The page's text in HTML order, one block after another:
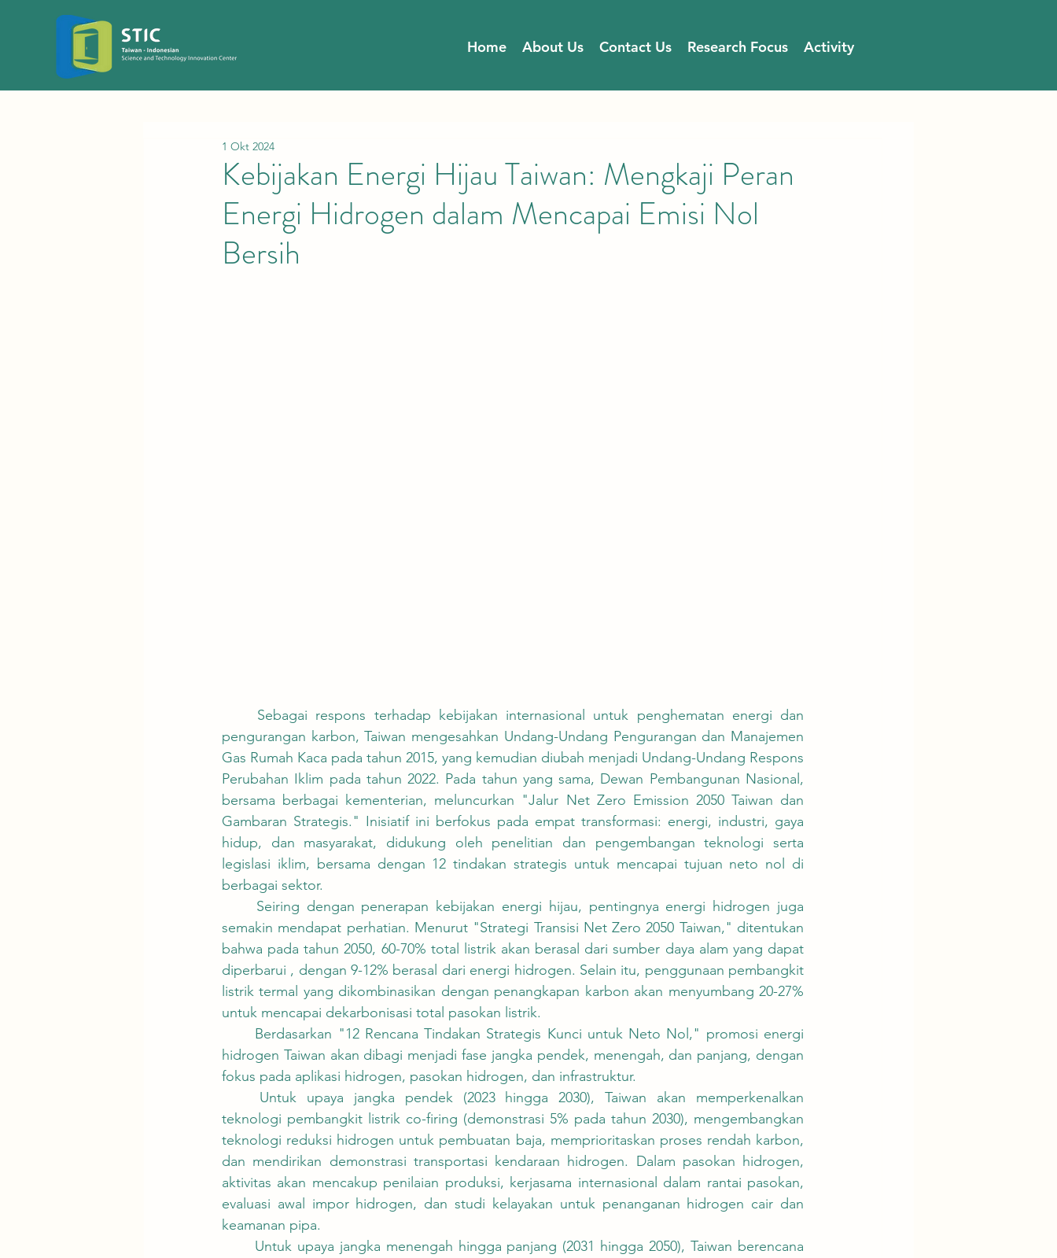
Home About Us Contact Us Research Focus Activity
Kebijakan Energi Hijau Taiwan: Mengkaji Peran
Energi Hidrogen dalam Mencapai Emisi Nol
Bersih
1 Okt 2024
pengurangan karbon, Taiwan mengesahkan Undang-Undang Pengurangan dan Manajemen
Gas Rumah Kaca pada tahun 2015, yang kemudian diubah menjadi Undang-Undang Respons
Perubahan Iklim pada tahun 2022. Pada tahun yang sama, Dewan Pembangunan Nasional,
bersama berbagai kementerian, meluncurkan "Jalur Net Zero Emission 2050 Taiwan dan
Gambaran Strategis." Inisiatif ini berfokus pada empat transformasi: energi, industri, gaya
hidup, dan masyarakat, didukung oleh penelitian dan pengembangan teknologi serta
legislasi iklim, bersama dengan 12 tindakan strategis untuk mencapai tujuan neto nol di
berbagai sektor.
semakin mendapat perhatian. Menurut "Strategi Transisi Net Zero 2050 Taiwan," ditentukan
bahwa pada tahun 2050, 60-70% total listrik akan berasal dari sumber daya alam yang dapat
diperbarui , dengan 9-12% berasal dari energi hidrogen. Selain itu, penggunaan pembangkit
listrik termal yang dikombinasikan dengan penangkapan karbon akan menyumbang 20-27%
untuk mencapai dekarbonisasi total pasokan listrik.
hidrogen Taiwan akan dibagi menjadi fase jangka pendek, menengah, dan panjang, dengan
fokus pada aplikasi hidrogen, pasokan hidrogen, dan infrastruktur.
teknologi pembangkit listrik co-firing (demonstrasi 5% pada tahun 2030), mengembangkan
teknologi reduksi hidrogen untuk pembuatan baja, memprioritaskan proses rendah karbon,
dan mendirikan demonstrasi transportasi kendaraan hidrogen. Dalam pasokan hidrogen,
aktivitas akan mencakup penilaian produksi, kerjasama internasional dalam rantai pasokan,
evaluasi awal impor hidrogen, dan studi kelayakan untuk penanganan hidrogen cair dan
keamanan pipa.